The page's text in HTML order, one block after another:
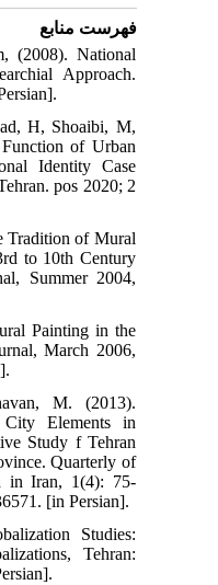
فهرست منابع
Rahim, (2008). National
Researchial Approach.
[in Persian].
Farzad, H, Shoaibi, M,
the Function of Urban
National Identity Case
6 of Tehran. pos 2020; 2
The Tradition of Mural
(3rd to 10th Century
Journal, Summer 2004,
Mural Painting in the
Arts Journal, March 2006,
Persian].
Akhavan, M. (2013).
City Elements in
Study f Tehran
Province. Quarterly of
in Iran, 1(4): 75-
[in Persian].
Globalization Studies:
Biglobalizations, Tehran:
[in Persian].